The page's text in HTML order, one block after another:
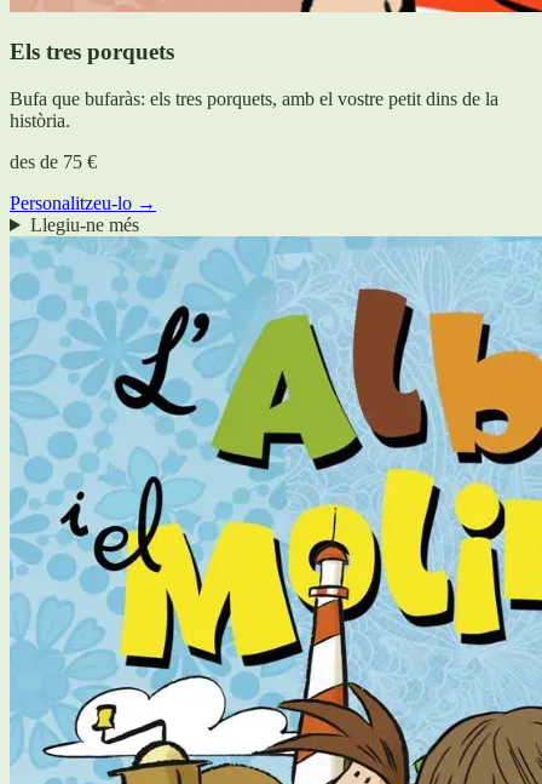
Els tres porquets
Bufa que bufaràs: els tres porquets, amb el vostre petit dins de la
història.
des de 75 €
Personalitzeu-lo →
Llegiu-ne més